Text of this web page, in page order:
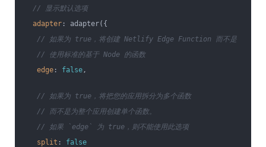
// 显示默认选项
adapter : adapter({
// 如果为 true，将创建 Netlify Edge Function 而不是
// 使用标准的基于 Node 的函数
edge : false,
// 如果为 true，将把您的应用拆分为多个函数
// 而不是为整个应用创建单个函数。
// 如果 `edge` 为 true，则不能使用此选项
split : false